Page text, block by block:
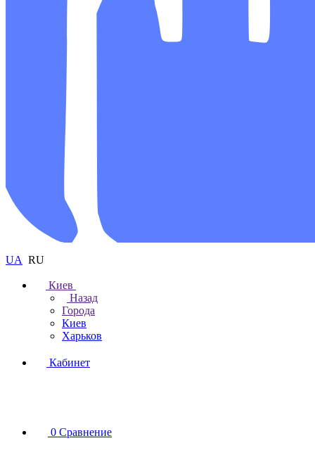
UA RU
Киев
Назад
Города
Киев
Харьков
Кабинет
0 Сравнение